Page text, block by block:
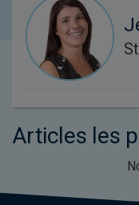
Articles les